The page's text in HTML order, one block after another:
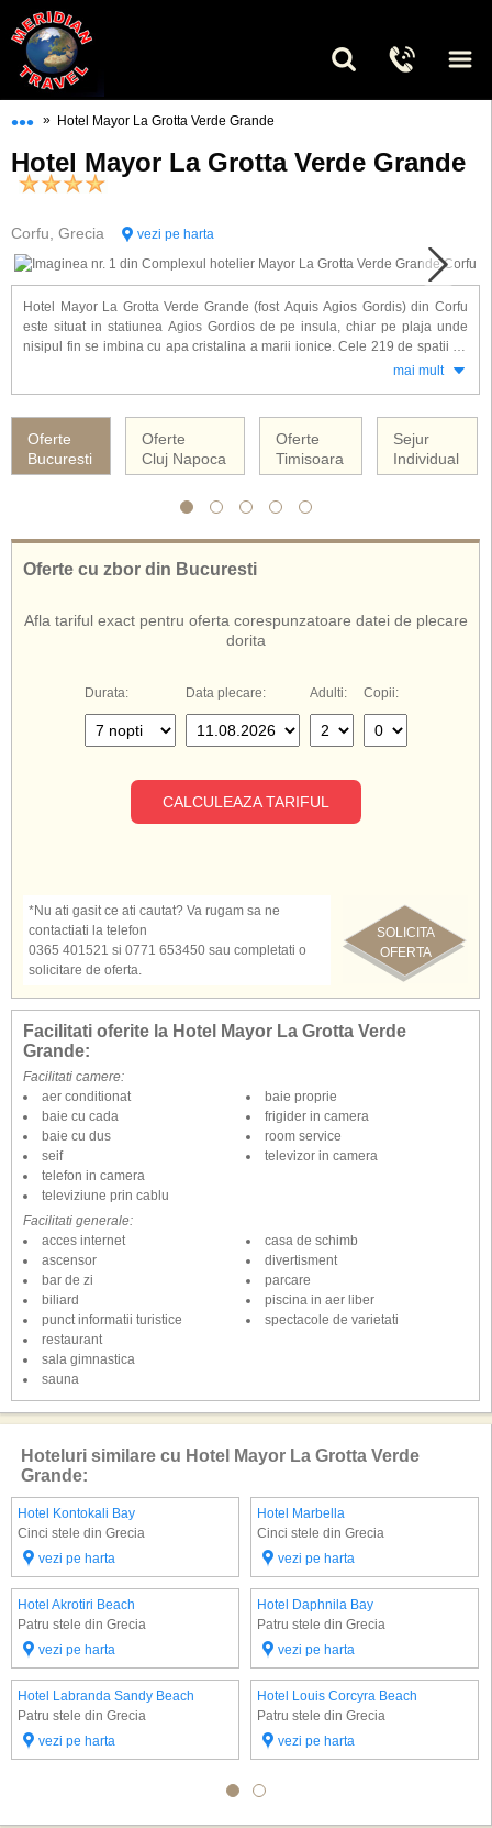
••• » Hotel Mayor La Grotta Verde Grande
Hotel Mayor La Grotta Verde Grande
Corfu, Grecia vezi pe harta
Hotel Mayor La Grotta Verde Grande (fost Aquis Agios Gordis) din Corfu
este situat in statiunea Agios Gordios de pe insula, chiar pe plaja unde
nisipul fin se imbina cu apa cristalina a marii ionice. Cele 219 de spatii de
cazare sunt amenajate clasic si sunt dotate cu: balcon, aer conditionat, TV
restaurante, bar, piscina, piscina pentru copii, teren de tenis, sala de
gimnastica, jacuzzi, biliard, acces internet si parcare.
De asemenea, cunoscut si sub numele de:
Hotel Mayor La Grotta Verde Grande Corfu
Hotel Mayor La Grotta Verde Grande Grecia
mai mult
Oferte
Bucuresti
Oferte
Cluj Napoca
Oferte
Timisoara
Sejur
Individual
Oferte cu zbor din Bucuresti
Afla tariful exact pentru oferta corespunzatoare datei de plecare
dorita
Durata: Data plecare: Adulti: Copii:
CALCULEAZA TARIFUL
SOLICITA
OFERTA
*Nu ati gasit ce ati cautat? Va rugam sa ne
contactiati la telefon
0365 401521 si 0771 653450 sau completati o
solicitare de oferta.
Facilitati oferite la Hotel Mayor La Grotta Verde
Grande:
Facilitati camere:
aer conditionat
baie cu cada
baie cu dus
baie proprie
frigider in camera
room service
seif
telefon in camera
televiziune prin cablu
televizor in camera
Facilitati generale:
acces internet
ascensor
bar de zi
biliard
casa de schimb
divertisment
parcare
piscina in aer liber
punct informatii turistice
restaurant
sala gimnastica
sauna
spectacole de varietati
Hoteluri similare cu Hotel Mayor La Grotta Verde
Grande:
Hotel Kontokali Bay
Cinci stele din Grecia
vezi pe harta
Hotel Marbella
Cinci stele din Grecia
vezi pe harta
Hotel Akrotiri Beach
Patru stele din Grecia
vezi pe harta
Hotel Daphnila Bay
Patru stele din Grecia
vezi pe harta
Hotel Labranda Sandy Beach
Patru stele din Grecia
vezi pe harta
Hotel Louis Corcyra Beach
Patru stele din Grecia
vezi pe harta